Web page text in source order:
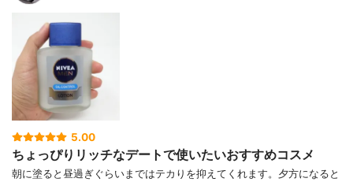
5.00
ちょっぴりリッチなデートで使いたいおすすめコスメ
朝に塗ると昼過ぎぐらいまではテカりを抑えてくれます。夕方になると